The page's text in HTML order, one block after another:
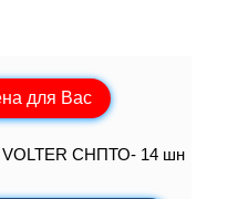
для Вас
VOLTER СНПТО- 14 шн